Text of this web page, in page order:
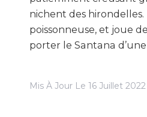
nichent des hirondelles.
poissonneuse, et joue
porter le Santana
Mis À Jour Le 16 Juillet 2022